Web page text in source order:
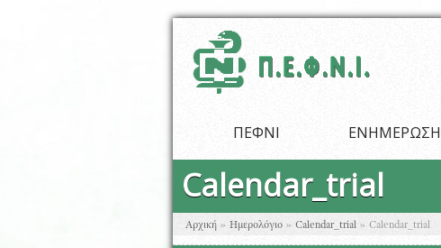
ΠΕΦΝΙ ΕΝΗΜΕΡΩΣΗ
Calendar_trial
Είστε εδώ
Αρχική » Ημερολόγιο » Calendar_trial » Calendar_trial